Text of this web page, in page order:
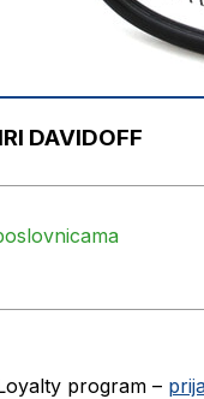
DAVIDOFF
program –